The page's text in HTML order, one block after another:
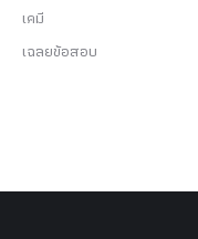
เคมี
เฉลยข้อสอบ